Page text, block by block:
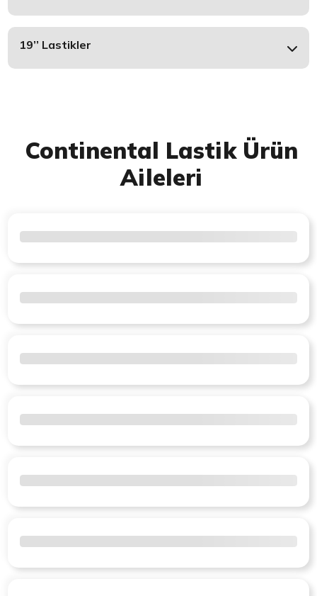
19’’ Lastikler
Continental Lastik Ürün
Aileleri